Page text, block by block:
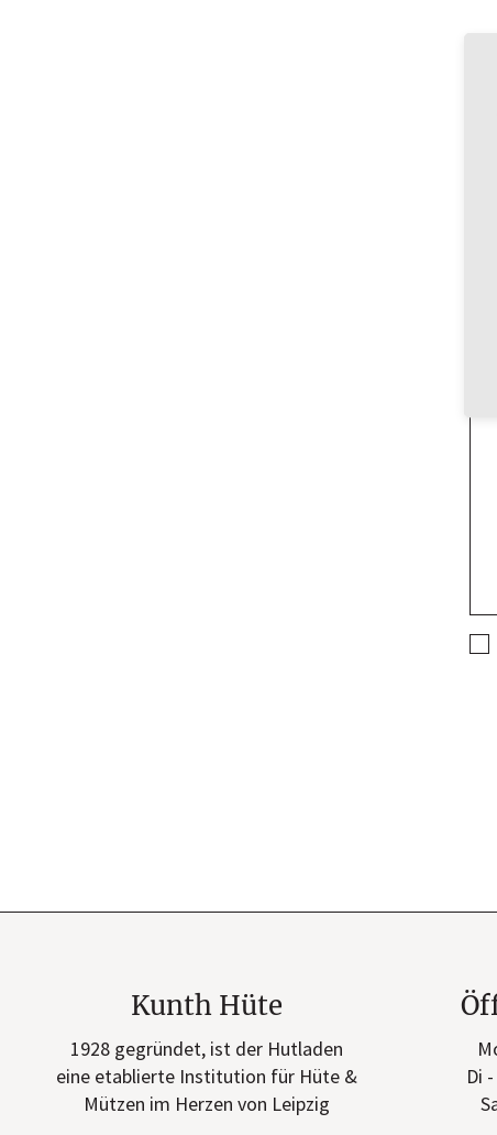
Kunth Hüte
1928 gegründet, ist der Hutladen
eine etablierte Institution für Hüte &
Mützen im Herzen von Leipzig
Di